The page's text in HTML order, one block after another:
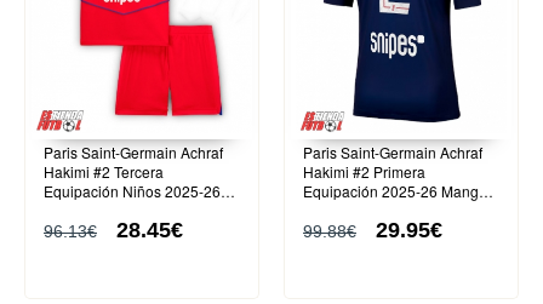
Paris Saint-Germain Achraf
Hakimi #2 Tercera
Equipación Niños 2025-26
cortos)
96.13€ 28.45€
Paris Saint-Germain Achraf
Hakimi #2 Primera
Equipación 2025-26 Manga
99.88€ 29.95€